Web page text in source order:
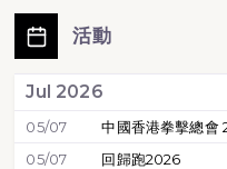
活動
Jul 2026
05/07
中國香港拳擊總會
05/07
回歸跑2026